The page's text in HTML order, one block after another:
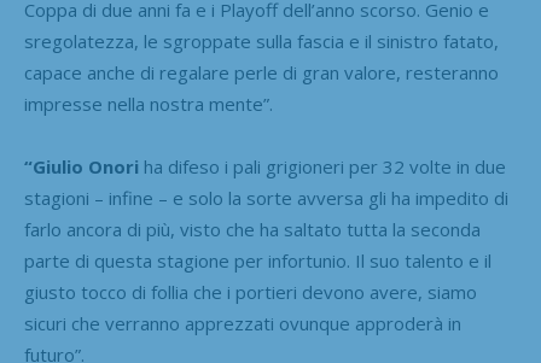
Coppa di due anni fa e i Playoff dell’anno scorso. Genio e
sregolatezza, le sgroppate sulla fascia e il sinistro fatato,
capace anche di regalare perle di gran valore, resteranno
impresse nella nostra mente”.
“Giulio Onori ha difeso i pali grigioneri per 32 volte in due
stagioni – infine – e solo la sorte avversa gli ha impedito di
farlo ancora di più, visto che ha saltato tutta la seconda
parte di questa stagione per infortunio. Il suo talento e il
giusto tocco di follia che i portieri devono avere, siamo
sicuri che verranno apprezzati ovunque approderà in
futuro”.